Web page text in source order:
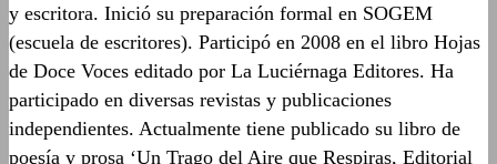
y escritora. Inició su preparación formal en SOGEM
(escuela de escritores). Participó en 2008 en el libro Hojas
de Doce Voces editado por La Luciérnaga Editores. Ha
participado en diversas revistas y publicaciones
independientes. Actualmente tiene publicado su libro de
poesía y prosa ‘Un Trago del Aire que Respiras, Editorial